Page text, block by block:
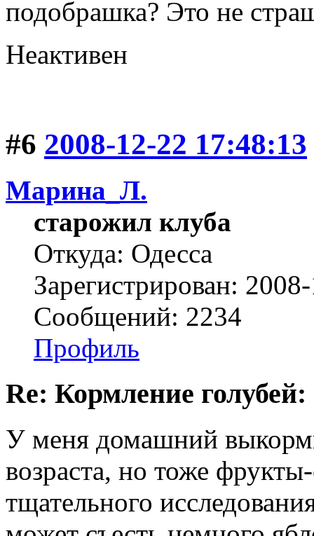
подобрашка? Это не
Неактивен
#6 2008-12-22 17:48:13
Марина_Л.
старожил клуба
Откуда: Одесса
Зарегистрирован:
Сообщений: 2234
Профиль
Re: Кормление
У меня домашний
возраста, но тоже
тщательного